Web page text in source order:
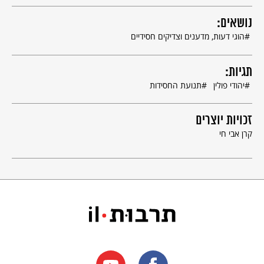
נושאים:
הוגי דעות, מדענים וצדיקים חסידיים
תגיות:
יהודי פולין תנועת החסידות
זכויות יוצרים
קרן אבי חי